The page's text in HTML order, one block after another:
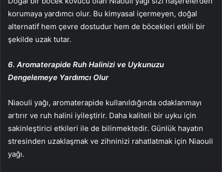
korumaya yardımcı olur. Bu kimyasal içermeyen, doğal
alternatif hem çevre dostudur hem de böcekleri etkili bir
şekilde uzak tutar.
6. Aromaterapide Ruh Halinizi ve Uykunuzu
Dengelemeye Yardımcı Olur
Niaouli yağı, aromaterapide kullanıldığında odaklanmayı
artırır ve ruh halini iyileştirir. Daha kaliteli bir uyku için
sakinleştirici etkileri ile de bilinmektedir. Günlük hayatın
stresinden uzaklaşmak ve zihninizi rahatlatmak için Niaouli
yağı.